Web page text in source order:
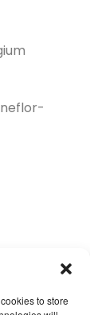
to store